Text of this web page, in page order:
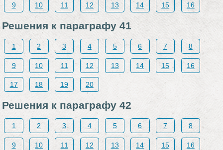
9 10 11 12 13 14 15 16
Решения к параграфу 41
1 2 3 4 5 6 7 8
9 10 11 12 13 14 15 16
17 18 19 20
Решения к параграфу 42
1 2 3 4 5 6 7 8
9 10 11 12 13 14 15 16